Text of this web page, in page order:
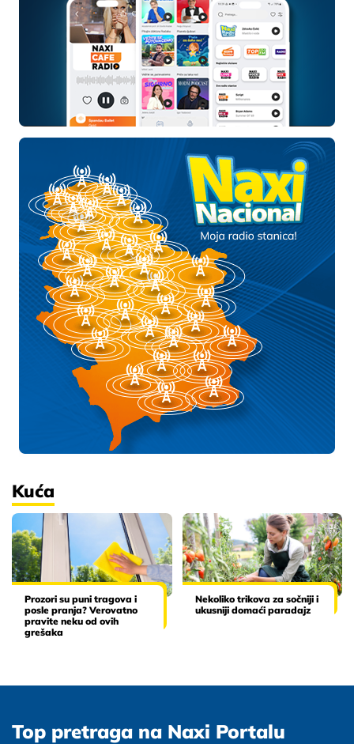
Kuća
Prozori su puni tragova i
posle pranja? Verovatno
pravite neku od ovih
grešaka
Nekoliko trikova za sočniji i
ukusniji domaći paradajz
Top pretraga na Naxi Portalu